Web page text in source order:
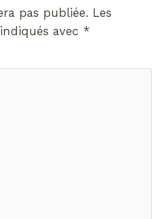
pas publiée. Les
avec *